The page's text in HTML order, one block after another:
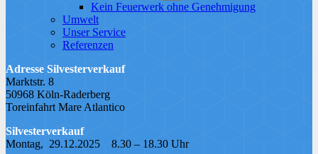
Kein Feuerwerk ohne Genehmigung
Umwelt
Unser Service
Referenzen
Adresse Silvesterverkauf
Marktstr. 8
50968 Köln-Raderberg
Toreinfahrt Mare Atlantico
Silvesterverkauf
Montag, 29.12.2025 8.30 – 18.30 Uhr